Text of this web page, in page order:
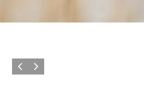
Vorherige Folie
Nächste Folie